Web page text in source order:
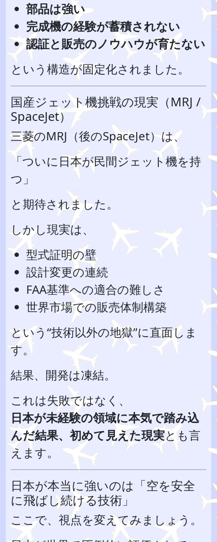
部品は強い
完成機の経験が蓄積されない
認証と販売のノウハウが育たない
という構造が固定化されました。
国産ジェット機挑戦の現実（MRJ /
SpaceJet）
三菱のMRJ（後のSpaceJet）は、
「ついに日本が民間ジェット機を持
つ」
と期待されました。
しかし現実は、
型式証明の壁
設計変更の連続
FAA基準への適合の難しさ
世界市場での販売体制構築
という“技術以外の地獄”に直面しま
す。
結果、開発は凍結。
これは失敗ではなく、
日本が未経験の領域に本気で踏み込
んだ結果、初めて見えた現実とも言
えます。
日本が本当に強いのは「空を安全
に飛ばし続ける技術」
ここで、視点を変えてみましょう。